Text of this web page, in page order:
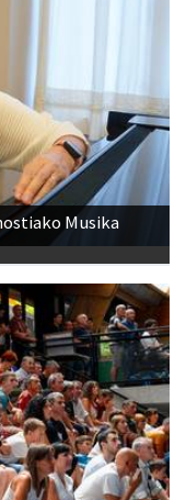
Musika